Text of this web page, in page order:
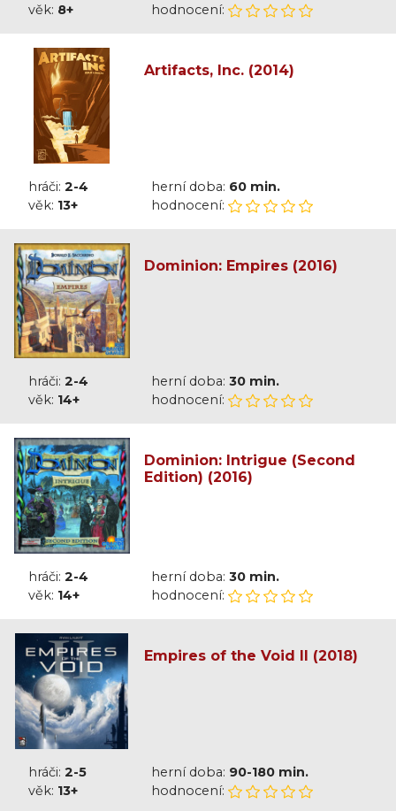
věk: 8+ hodnocení:
Artifacts, Inc. (2014)
hráči: 2-4 herní doba: 60 min.
věk: 13+ hodnocení:
Dominion: Empires (2016)
hráči: 2-4 herní doba: 30 min.
věk: 14+ hodnocení:
Dominion: Intrigue (Second
Edition) (2016)
hráči: 2-4 herní doba: 30 min.
věk: 14+ hodnocení:
Empires of the Void II (2018)
hráči: 2-5 herní doba: 90-180 min.
věk: 13+ hodnocení: